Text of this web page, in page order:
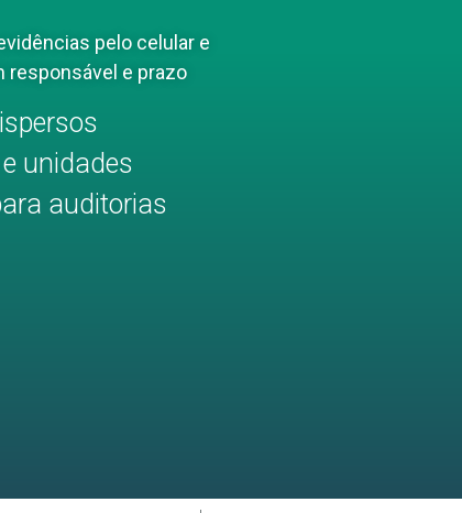
pelo celular e
responsável e prazo
unidades
auditorias